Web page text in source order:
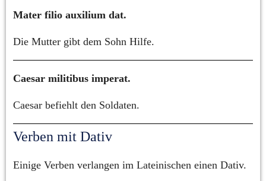
Mater filio auxilium dat.
Die Mutter gibt dem Sohn Hilfe.
Caesar militibus imperat.
Caesar befiehlt den Soldaten.
Verben mit Dativ
Einige Verben verlangen im Lateinischen einen Dativ.